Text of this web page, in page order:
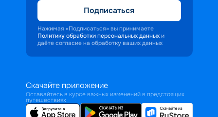
Подписаться
Нажимая «Подписаться» вы принимаете
Политику обработки персональных данных и
даёте согласие на обработку ваших данных
Скачайте приложение
Оставайтесь в курсе важных изменений в предстоящих
путешествиях